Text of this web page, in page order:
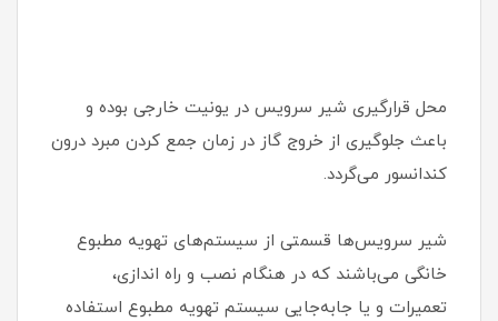
محل قرارگیری شیر سرویس در یونیت خارجی بوده و
باعث جلوگیری از خروج گاز در زمان جمع کردن مبرد درون
کندانسور می‌گردد.
شیر سرویس‌ها قسمتی از سیستم‌های تهویه مطبوع
خانگی می‌باشند که در هنگام نصب و راه اندازی،
تعمیرات و یا جابه‌جایی سیستم تهویه مطبوع استفاده